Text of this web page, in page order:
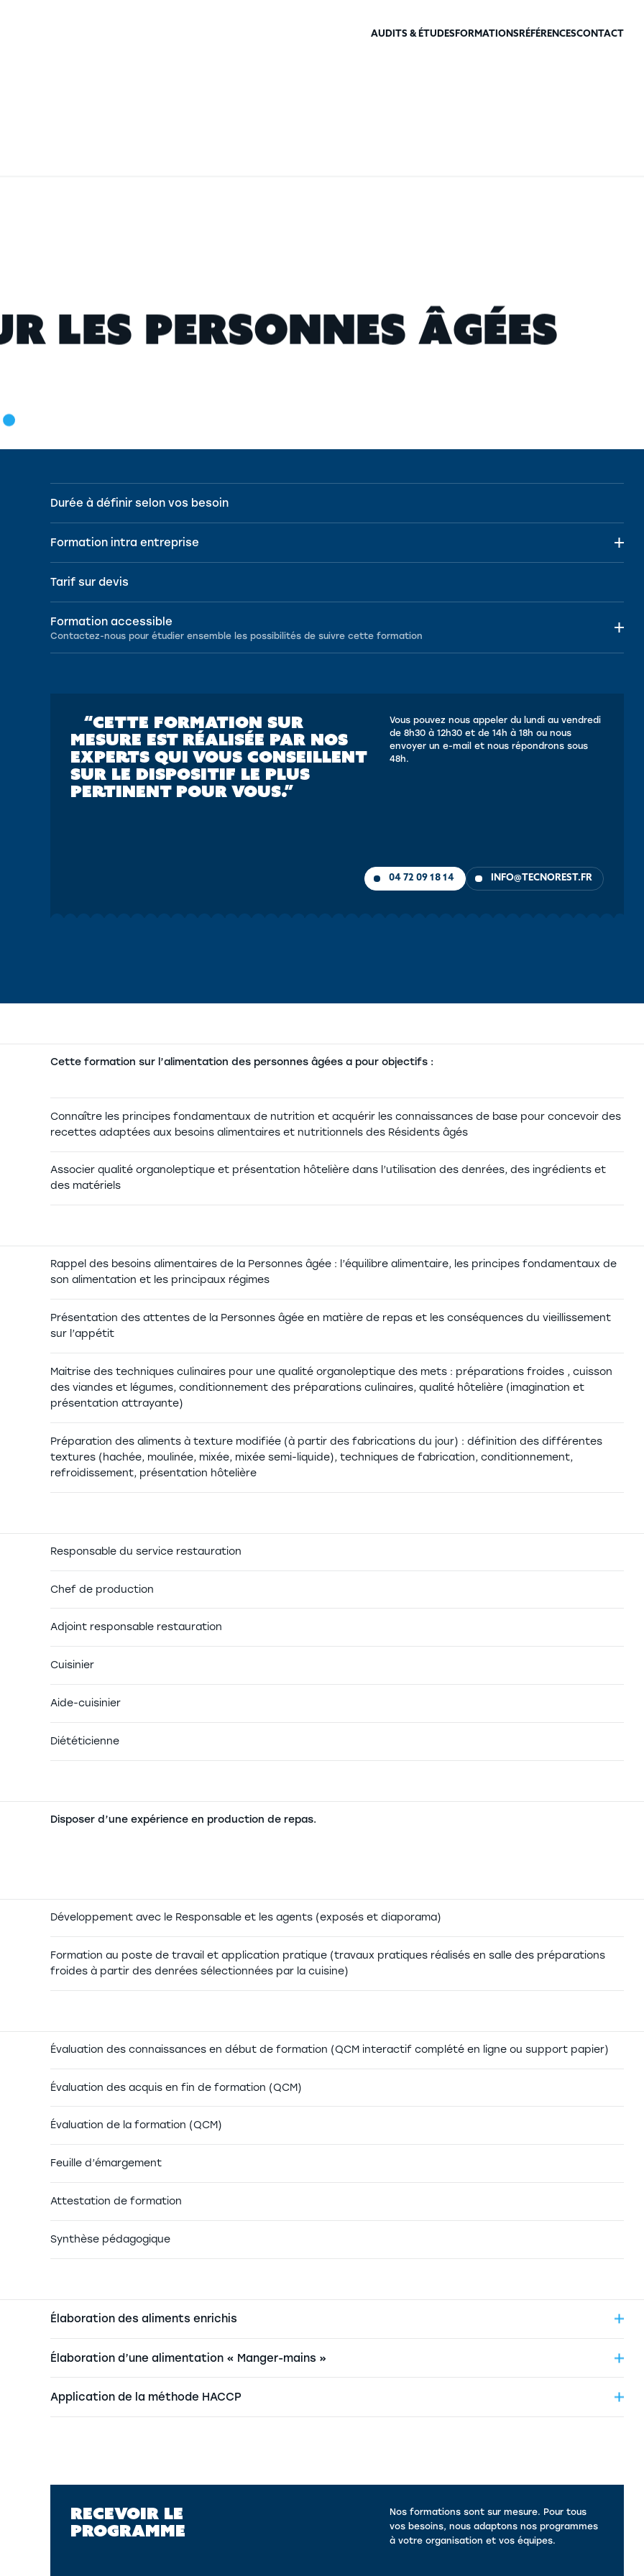
AUDITS & ÉTUDES FORMATIONS RÉFÉRENCESCONTACT
R LES PERSONNES ÂGÉES
Durée à définir selon vos besoin
Formation intra entreprise
Tarif sur devis
Formation accessible
Contactez-nous pour étudier ensemble les possibilités de suivre cette formation
“CETTE FORMATION SUR
MESURE EST RÉALISÉE PAR NOS
EXPERTS QUI VOUS CONSEILLENT
SUR LE DISPOSITIF LE PLUS
PERTINENT POUR VOUS.”
Vous pouvez nous appeler du lundi au vendredi
de 8h30 à 12h30 et de 14h à 18h ou nous
envoyer un e-mail et nous répondrons sous
48h.
04 72 09 18 14 INFO@TECNOREST.FR
Cette formation sur l’alimentation des personnes âgées a pour objectifs :
Connaître les principes fondamentaux de nutrition et acquérir les connaissances de base pour concevoir des
recettes adaptées aux besoins alimentaires et nutritionnels des Résidents âgés
Associer qualité organoleptique et présentation hôtelière dans l’utilisation des denrées, des ingrédients et
des matériels
Rappel des besoins alimentaires de la Personnes âgée : l’équilibre alimentaire, les principes fondamentaux de
son alimentation et les principaux régimes
Présentation des attentes de la Personnes âgée en matière de repas et les conséquences du vieillissement
sur l’appétit
Maitrise des techniques culinaires pour une qualité organoleptique des mets : préparations froides , cuisson
des viandes et légumes, conditionnement des préparations culinaires, qualité hôtelière (imagination et
présentation attrayante)
Préparation des aliments à texture modifiée (à partir des fabrications du jour) : définition des différentes
textures (hachée, moulinée, mixée, mixée semi-liquide), techniques de fabrication, conditionnement,
refroidissement, présentation hôtelière
Responsable du service restauration
Chef de production
Adjoint responsable restauration
Cuisinier
Aide-cuisinier
Diététicienne
Disposer d’une expérience en production de repas.
Développement avec le Responsable et les agents (exposés et diaporama)
Formation au poste de travail et application pratique (travaux pratiques réalisés en salle des préparations
froides à partir des denrées sélectionnées par la cuisine)
Évaluation des connaissances en début de formation (QCM interactif complété en ligne ou support papier)
Évaluation des acquis en fin de formation (QCM)
Évaluation de la formation (QCM)
Feuille d’émargement
Attestation de formation
Synthèse pédagogique
Élaboration des aliments enrichis
Élaboration d’une alimentation « Manger-mains »
Application de la méthode HACCP
RECEVOIR LE
PROGRAMME
Nos formations sont sur mesure. Pour tous
vos besoins, nous adaptons nos programmes
à votre organisation et vos équipes.